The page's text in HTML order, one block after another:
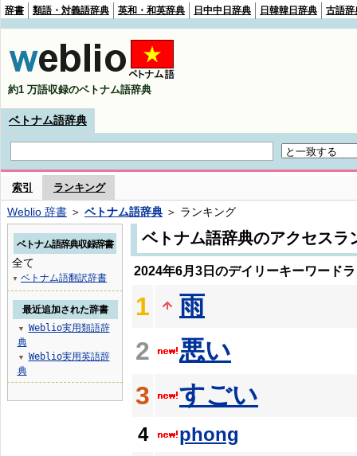
辞書 類語・対義語辞典 英和・和英辞典 日中中日辞典 日韓韓日辞典 古語辞
約1 万語収録のベトナム語辞典
ベトナム語辞典
索引 ランキング
Weblio 辞書 ＞ ベトナム語辞典 ＞ ランキング
ベトナム語辞典のアクセスラ
2024年6月3日のデイリーキーワード
1
雨
2
悪い
3
すごい
4
phong
ベトナム語辞典収録辞書
全て
▼ ベトナム語翻訳辞書
最近追加された辞書
▼
Weblio実用類語辞
典
▼
Weblio実用英語辞
典